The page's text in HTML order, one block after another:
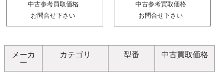
中古参考買取価格
お問合せ下さい
中古参考買取価格
お問合せ下さい
メーカ
ー
カテゴリ 型番 中古買取価格